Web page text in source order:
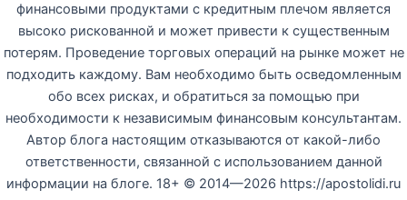
финансовыми продуктами с кредитным плечом является
высоко рискованной и может привести к существенным
потерям. Проведение торговых операций на рынке может не
подходить каждому. Вам необходимо быть осведомленным
обо всех рисках, и обратиться за помощью при
необходимости к независимым финансовым консультантам.
Автор блога настоящим отказываются от какой-либо
ответственности, связанной с использованием данной
информации на блоге. 18+ © 2014—2026 https://apostolidi.ru